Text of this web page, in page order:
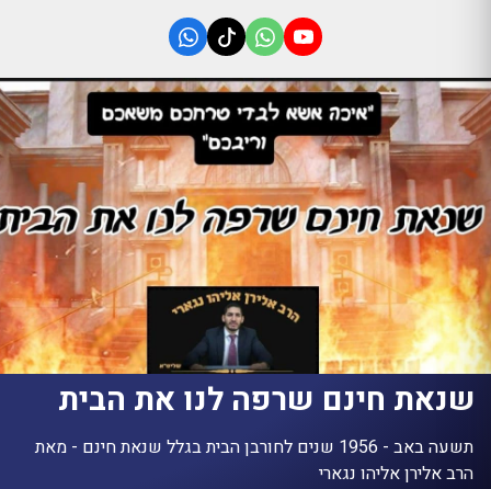
שנאת חינם שרפה לנו את הבית
תשעה באב - 1956 שנים לחורבן הבית בגלל שנאת חינם - מאת
הרב אלירן אליהו נגארי